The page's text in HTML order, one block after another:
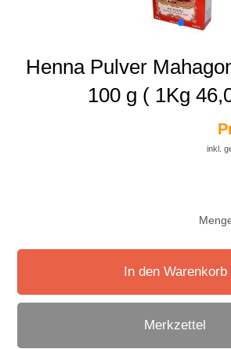
Henna Pulver
100 g ( 1Kg
inkl.
In den Warenkorb
Merkzettel